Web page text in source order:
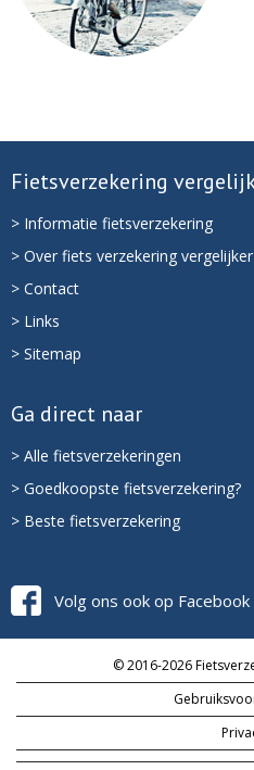
Fietsverzekering
> Informatie fietsverzekering
> Over fiets verzekering vergelijker
> Contact
> Links
> Sitemap
Ga direct naar
> Alle fietsverzekeringen
> Goedkoopste fietsverzekering?
> Beste fietsverzekering
Volg ons ook op Facebook
© 2016-2026